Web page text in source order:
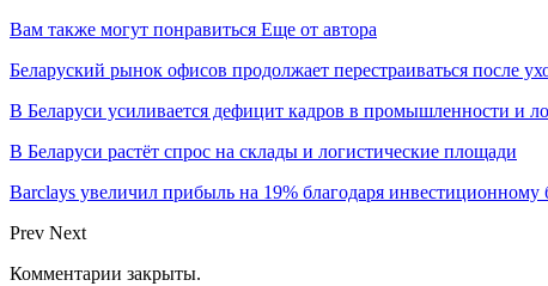
Вам также могут понравиться Еще от автора
Беларуский рынок офисов продолжает перестраиваться после
В Беларуси усиливается дефицит кадров в промышленности и
В Беларуси растёт спрос на склады и логистические площади
Barclays увеличил прибыль на 19% благодаря инвестиционному
Prev Next
Комментарии закрыты.